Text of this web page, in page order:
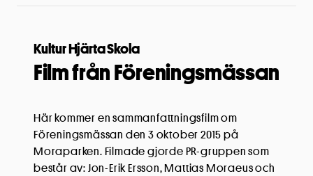
Kultur Hjärta Skola
Film från Föreningsmässan
Här kommer en sammanfattningsfilm om
Föreningsmässan den 3 oktober 2015 på
Moraparken. Filmade gjorde PR-gruppen som
består av: Jon-Erik Ersson, Mattias Moraeus och